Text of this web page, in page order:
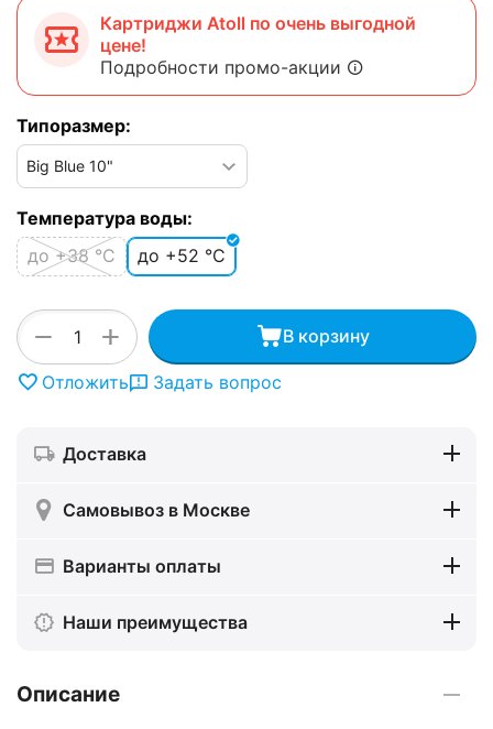
Картриджи Atoll по очень выгодной
цене!
Подробности промо-акции
Типоразмер:
Температура воды:
до +38 °C
до +52 °C
+
− В корзину
Отложить Задать вопрос
Доставка
Самовывоз в Москве
Варианты оплаты
Наши преимущества
Описание